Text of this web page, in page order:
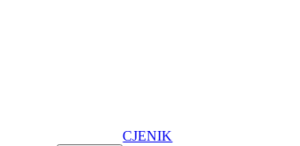
CJENIK